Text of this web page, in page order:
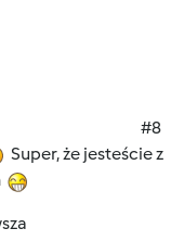
#8
Super, że jesteście z